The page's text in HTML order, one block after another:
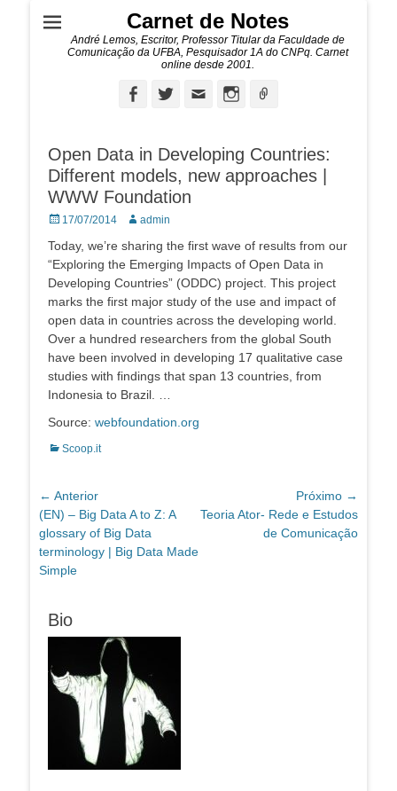
Carnet de Notes
André Lemos, Escritor, Professor Titular da Faculdade de
Comunicação da UFBA, Pesquisador 1A do CNPq. Carnet
online desde 2001.
FacebookTwitterEmail Instagram
Open Data in Developing Countries:
Different models, new approaches |
WWW Foundation
Posted
17/07/2014 Autor:admin
Today, we’re sharing the first wave of results from our
“Exploring the Emerging Impacts of Open Data in
Developing Countries” (ODDC) project. This project
marks the first major study of the use and impact of
open data in countries across the developing world.
Over a hundred researchers from the global South
have been involved in developing 17 qualitative case
studies with findings that span 13 countries, from
Indonesia to Brazil. …
Source: webfoundation.org
Categorias:
Scoop.it
Navegação
de
Post
← Anterior
Post
anterior:
(EN) – Big Data A to Z: A
glossary of Big Data
terminology | Big Data Made
Simple
Próximo →
Próximo
Teoria Ator- Rede e Estudos
de Comunicação
Bio